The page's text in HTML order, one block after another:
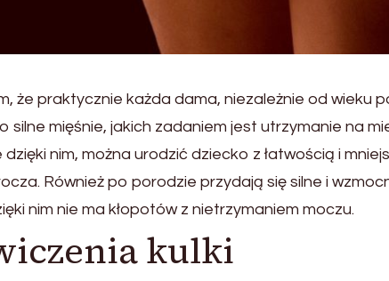
że praktycznie każda dama, niezależnie od wieku
silne mięśnie, jakich zadaniem jest utrzymanie na
nim, można urodzić dziecko z łatwością i
Również po porodzie przydają się silne i
nim nie ma kłopotów z nietrzymaniem moczu.
kulki